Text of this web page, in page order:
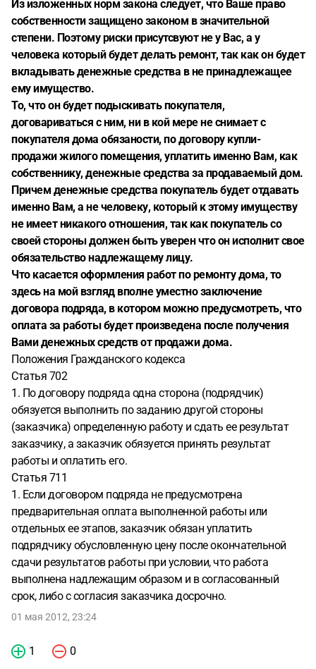
Из изложенных норм закона следует, что Ваше право
собственности защищено законом в значительной
степени. Поэтому риски присутсвуют не у Вас, а у
человека который будет делать ремонт, так как он будет
вкладывать денежные средства в не принадлежащее
ему имущество.
То, что он будет подыскивать покупателя,
договариваться с ним, ни в кой мере не снимает с
покупателя дома обязаности, по договору купли-
продажи жилого помещения, уплатить именно Вам, как
собственнику, денежные средства за продаваемый дом.
Причем денежные средства покупатель будет отдавать
именно Вам, а не человеку, который к этому имуществу
не имеет никакого отношения, так как покупатель со
своей стороны должен быть уверен что он исполнит свое
обязательство надлежащему лицу.
Что касается оформления работ по ремонту дома, то
здесь на мой взгляд вполне уместно заключение
договора подряда, в котором можно предусмотреть, что
оплата за работы будет произведена после получения
Вами денежных средств от продажи дома.
Положения Гражданского кодекса
Статья 702
1. По договору подряда одна сторона (подрядчик)
обязуется выполнить по заданию другой стороны
(заказчика) определенную работу и сдать ее результат
заказчику, а заказчик обязуется принять результат
работы и оплатить его.
Статья 711
1. Если договором подряда не предусмотрена
предварительная оплата выполненной работы или
отдельных ее этапов, заказчик обязан уплатить
подрядчику обусловленную цену после окончательной
сдачи результатов работы при условии, что работа
выполнена надлежащим образом и в согласованный
срок, либо с согласия заказчика досрочно.
01 мая 2012, 23:24
1 0